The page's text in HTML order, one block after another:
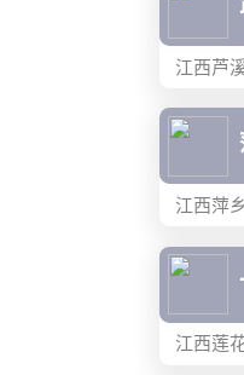
江西芦
江西萍
江西莲